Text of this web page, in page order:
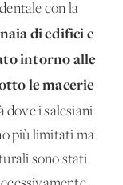
con la
di edifici e
intorno alle
le macerie
dove i salesiani
più limitati ma
sono stati